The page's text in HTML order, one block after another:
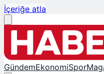
İçeriğe atla
GündemEkonomiSpor